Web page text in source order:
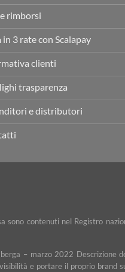
rimborsi
in 3 rate con Scalapay
clienti
trasparenza
e distributori
contenuti nel Registro
– marzo 2022 Descrizione
e portare il proprio brand